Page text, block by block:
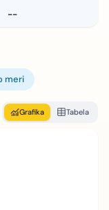
--
meri
Grafika Tabela